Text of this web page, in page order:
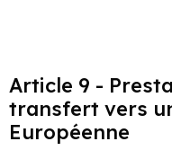
Article 9 -
transfert vers
Européenne